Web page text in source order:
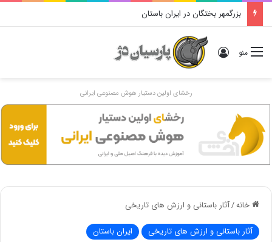
بزرگمهر بختگان در ایران باستان
منو ورود
رخشای اولین دستیار هوش مصنوعی ایرانی
خانه/آثار باستانی و ارزش های تاریخی
آثار باستانی و ارزش های تاریخی ایران باستان